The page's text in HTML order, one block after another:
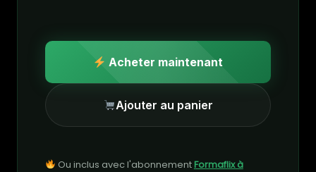
Acheter maintenant
Ajouter au panier
Ou inclus avec l'abonnementFormaflix à